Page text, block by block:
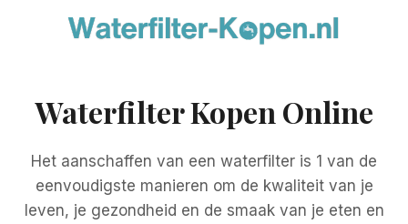
Waterfilter Kopen Online
Het aanschaffen van een waterfilter is 1 van de
eenvoudigste manieren om de kwaliteit van je
leven, je gezondheid en de smaak van je eten en